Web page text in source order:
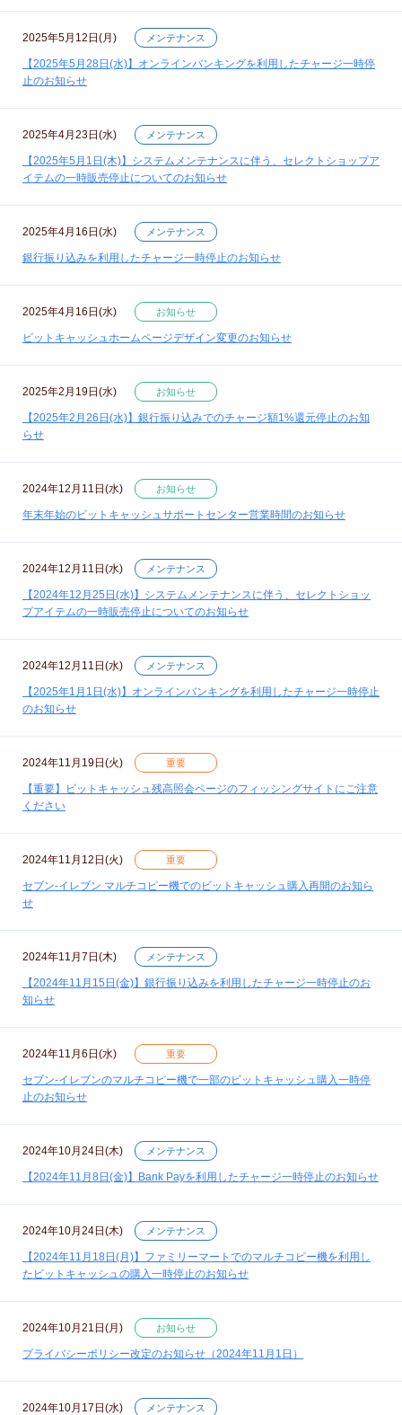
2025年5月12日(月) メンテナンス
【2025年5月28日(水)】オンラインバンキングを利用したチャージ一時停
止のお知らせ
2025年4月23日(水) メンテナンス
【2025年5月1日(木)】システムメンテナンスに伴う、セレクトショップア
イテムの一時販売停止についてのお知らせ
2025年4月16日(水) メンテナンス
銀行振り込みを利用したチャージ一時停止のお知らせ
2025年4月16日(水) お知らせ
ビットキャッシュホームページデザイン変更のお知らせ
2025年2月19日(水) お知らせ
【2025年2月26日(水)】銀行振り込みでのチャージ額1%還元停止のお知
らせ
2024年12月11日(水) お知らせ
年末年始のビットキャッシュサポートセンター営業時間のお知らせ
2024年12月11日(水) メンテナンス
【2024年12月25日(水)】システムメンテナンスに伴う、セレクトショッ
プアイテムの一時販売停止についてのお知らせ
2024年12月11日(水) メンテナンス
【2025年1月1日(水)】オンラインバンキングを利用したチャージ一時停止
のお知らせ
2024年11月19日(火) 重要
【重要】ビットキャッシュ残高照会ページのフィッシングサイトにご注意
ください
2024年11月12日(火) 重要
セブン‐イレブン マルチコピー機でのビットキャッシュ購入再開のお知ら
せ
2024年11月7日(木) メンテナンス
【2024年11月15日(金)】銀行振り込みを利用したチャージ一時停止のお
知らせ
2024年11月6日(水) 重要
セブン‐イレブンのマルチコピー機で一部のビットキャッシュ購入一時停
止のお知らせ
2024年10月24日(木) メンテナンス
【2024年11月8日(金)】Bank Payを利用したチャージ一時停止のお知らせ
2024年10月24日(木) メンテナンス
【2024年11月18日(月)】ファミリーマートでのマルチコピー機を利用し
たビットキャッシュの購入一時停止のお知らせ
2024年10月21日(月) お知らせ
プライバシーポリシー改定のお知らせ（2024年11月1日）
2024年10月17日(水) メンテナンス